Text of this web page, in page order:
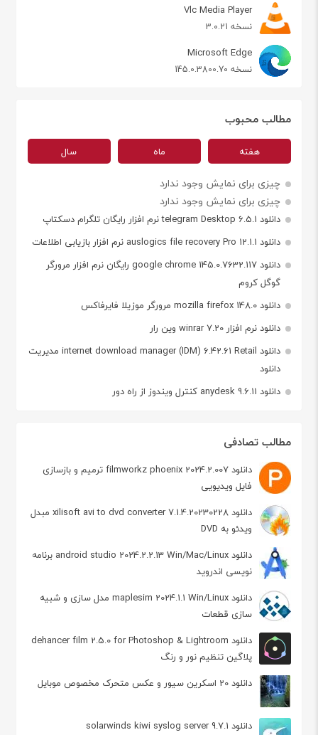
Vlc Media Player
نسخه 3.0.21
Microsoft Edge
نسخه 145.0.3800.70
مطالب محبوب
هفته ماه سال
چیزی برای نمایش وجود ندارد
چیزی برای نمایش وجود ندارد
دانلود telegram Desktop 6.5.1 نرم افزار رایگان تلگرام دسکتاپ
دانلود auslogics file recovery Pro 12.1.1 نرم افزار بازیابی اطلاعات
دانلود google chrome 145.0.7632.117 رایگان نرم افزار مرورگر
گوگل کروم
دانلود mozilla firefox 148.0 مرورگر موزیلا فایرفاکس
دانلود نرم افزار winrar 7.20 وین رار
دانلود internet download manager (IDM) 6.42.61 Retail مدیریت
دانلود
دانلود anydesk 9.6.11 کنترل ویندوز از راه دور
مطالب تصادفی
دانلود filmworkz phoenix 2024.2.007 ترمیم و بازسازی
فایل ویدیویی
دانلود xilisoft avi to dvd converter 7.1.4.20230228 مبدل
ویدئو به DVD
دانلود android studio 2024.2.2.13 Win/Mac/Linux برنامه
نویسی اندروید
دانلود maplesim 2024.1.1 Win/Linux مدل سازی و شبیه
سازی قطعات
دانلود dehancer film 2.5.0 for Photoshop & Lightroom
پلاگین تنظیم نور و رنگ
دانلود 20 اسکرین سیور و عکس متحرک مخصوص موبايل
دانلود solarwinds kiwi syslog server 9.7.1